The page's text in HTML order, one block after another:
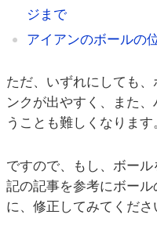
ジまで
アイアンのボールの
ただ、いずれにしても
ンクが出やすく、また
うことも難しくなります
ですので、もし、ボー
記の記事を参考にボー
に、修正してみてくださ